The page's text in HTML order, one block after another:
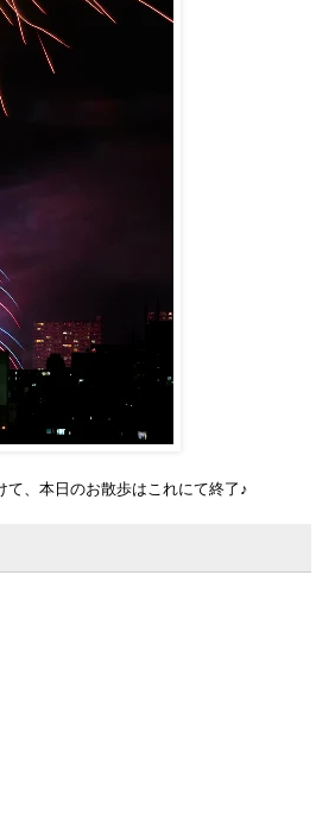
、本日のお散歩はこれにて終了♪